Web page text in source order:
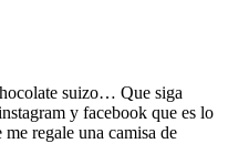
suizo… Que siga
y facebook que es lo
regale una camisa de